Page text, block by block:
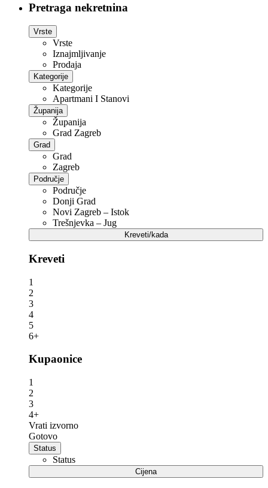
Pretraga nekretnina
Vrste
Vrste
Iznajmljivanje
Prodaja
Kategorije
Kategorije
Apartmani I Stanovi
Županija
Županija
Grad Zagreb
Grad
Grad
Zagreb
Područje
Područje
Donji Grad
Novi Zagreb – Istok
Trešnjevka – Jug
Kreveti/kada
Kreveti
1
2
3
4
5
6+
Kupaonice
1
2
3
4+
Vrati izvorno
Gotovo
Status
Status
Cijena